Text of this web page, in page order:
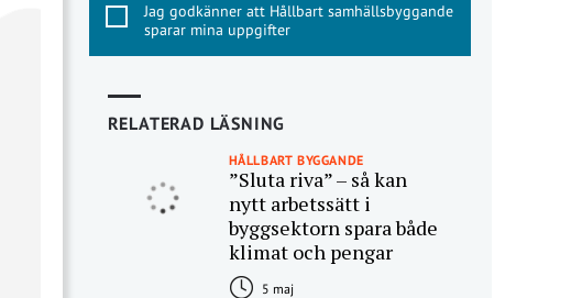
Jag godkänner att Hållbart samhällsbyggande
sparar mina uppgifter
RELATERAD LÄSNING
HÅLLBART BYGGANDE
”Sluta riva” – så kan
nytt arbetssätt i
byggsektorn spara både
klimat och pengar
5 maj